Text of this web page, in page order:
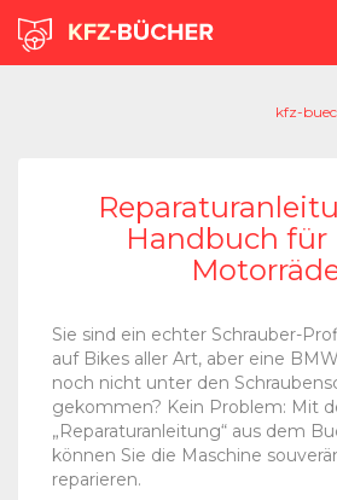
kfz-
Handbuch für
Sie sind ein echter Schrauber-
auf Bikes aller Art, aber eine
noch nicht unter den
gekommen? Kein Problem: Mit
„Reparaturanleitung“ aus dem
können Sie die Maschine
reparieren.